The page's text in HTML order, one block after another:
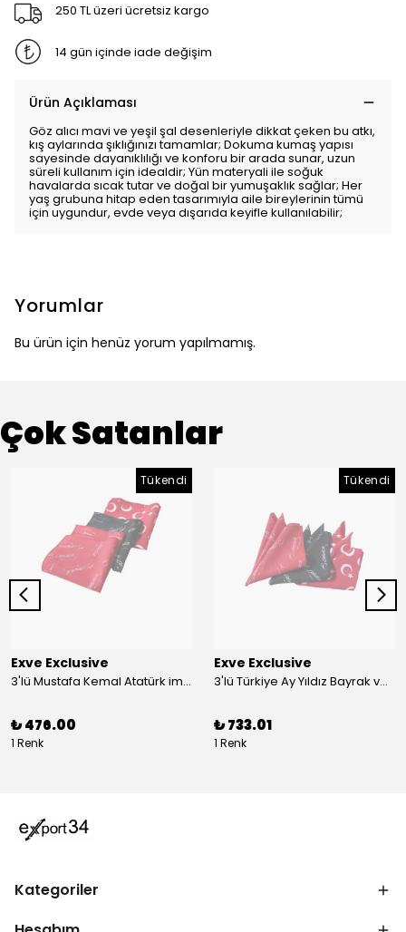
250 TL üzeri ücretsiz kargo
14 gün içinde iade değişim
Ürün Açıklaması
Göz alıcı mavi ve yeşil şal desenleriyle dikkat çeken bu atkı,
kış aylarında şıklığınızı tamamlar; Dokuma kumaş yapısı
sayesinde dayanıklılığı ve konforu bir arada sunar, uzun
süreli kullanım için idealdir; Yün materyali ile soğuk
havalarda sıcak tutar ve doğal bir yumuşaklık sağlar; Her
yaş grubuna hitap eden tasarımıyla aile bireylerinin tümü
için uygundur, evde veya dışarıda keyifle kullanılabilir;
Yorumlar
Bu ürün için henüz yorum yapılmamış.
Çok Satanlar
Tükendi
Exve Exclusive
3'lü Mustafa Kemal Atatürk imzalı ve Türkiye Ay Yıldız Bayraklı Kadın Fular Seti
₺ 476.00
1 Renk
Tükendi
Exve Exclusive
3'lü Türkiye Ay Yıldız Bayrak ve Mustafa Kemal Atatürk imzalı Kırmızı Siyah Yaka Mendili Seti
₺ 733.01
1 Renk
Kategoriler